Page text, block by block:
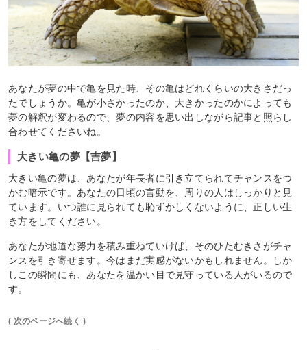
あなたが夢の中で亀を見た時、その亀はどれくらいの大きさだっ
たでしょうか。亀が小さかったのか、大きかったのかによっても
夢の解釈が変わるので、夢の内容を思い出しながら記事と照らし
合わせてくださいね。
大きい亀の夢【吉夢】
大きい亀の夢は、あなたが年長者に引き立てられてチャンスをつ
かむ暗示です。あなたの日頃の言動を、周りの人はしっかりと見
ています。いつ誰に見られても恥ずかしくないように、正しい生
き方をしてください。
あなたが地道な努力を積み重ねていけば、そのひたむきさがチャ
ンスを引き寄せます。今はまだ実感がないかもしれません。しか
しこの瞬間にも、あなたを温かい目で見守っている人がいるので
す。
( 次のページへ続く )